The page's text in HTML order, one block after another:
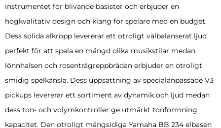
instrumentet för blivande basister och erbjuder en
högkvalitativ design och klang för spelare med en budget.
Dess solida alkropp levererar ett otroligt välbalanserat ljud
perfekt för att spela en mängd olika musikstilar medan
lönnhalsen och rosenträgreppbrädan erbjuder en otroligt
smidig spelkänsla. Dess uppsättning av specialanpassade V3
pickups levererar ett sortiment av dynamik och ljud medan
dess ton- och volymkontroller ge utmärkt tonformning
kapacitet. Den otroligt mångsidiga Yamaha BB 234 elbasen